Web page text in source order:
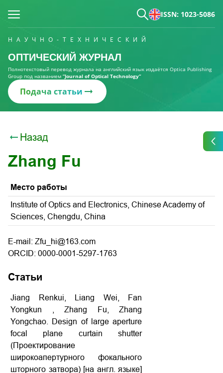
ISSN: 1023-5086
НАУЧНО-ТЕХНИЧЕСКИЙ
ОПТИЧЕСКИЙ ЖУРНАЛ
Полнотекстовый перевод журнала на английский язык издаётся Optica Publishing
Group под названием “Journal of Optical Technology“
Подача статьи
Назад
Zhang Fu
Место работы
Institute of Optics and Electronics, Chinese Academy of
Sciences, Chengdu, China
E-mail: Zfu_hi@163.com
ORCID: 0000-0001-5297-1763
Статьи
Jiang Renkui, Liang Wei, Fan
Yongkun , Zhang Fu, Zhang
Yongchao. Design of large aperture
focal plane curtain shutter
(Проектирование
широкоапертурного фокального
шторного затвора) [на англ. языке]